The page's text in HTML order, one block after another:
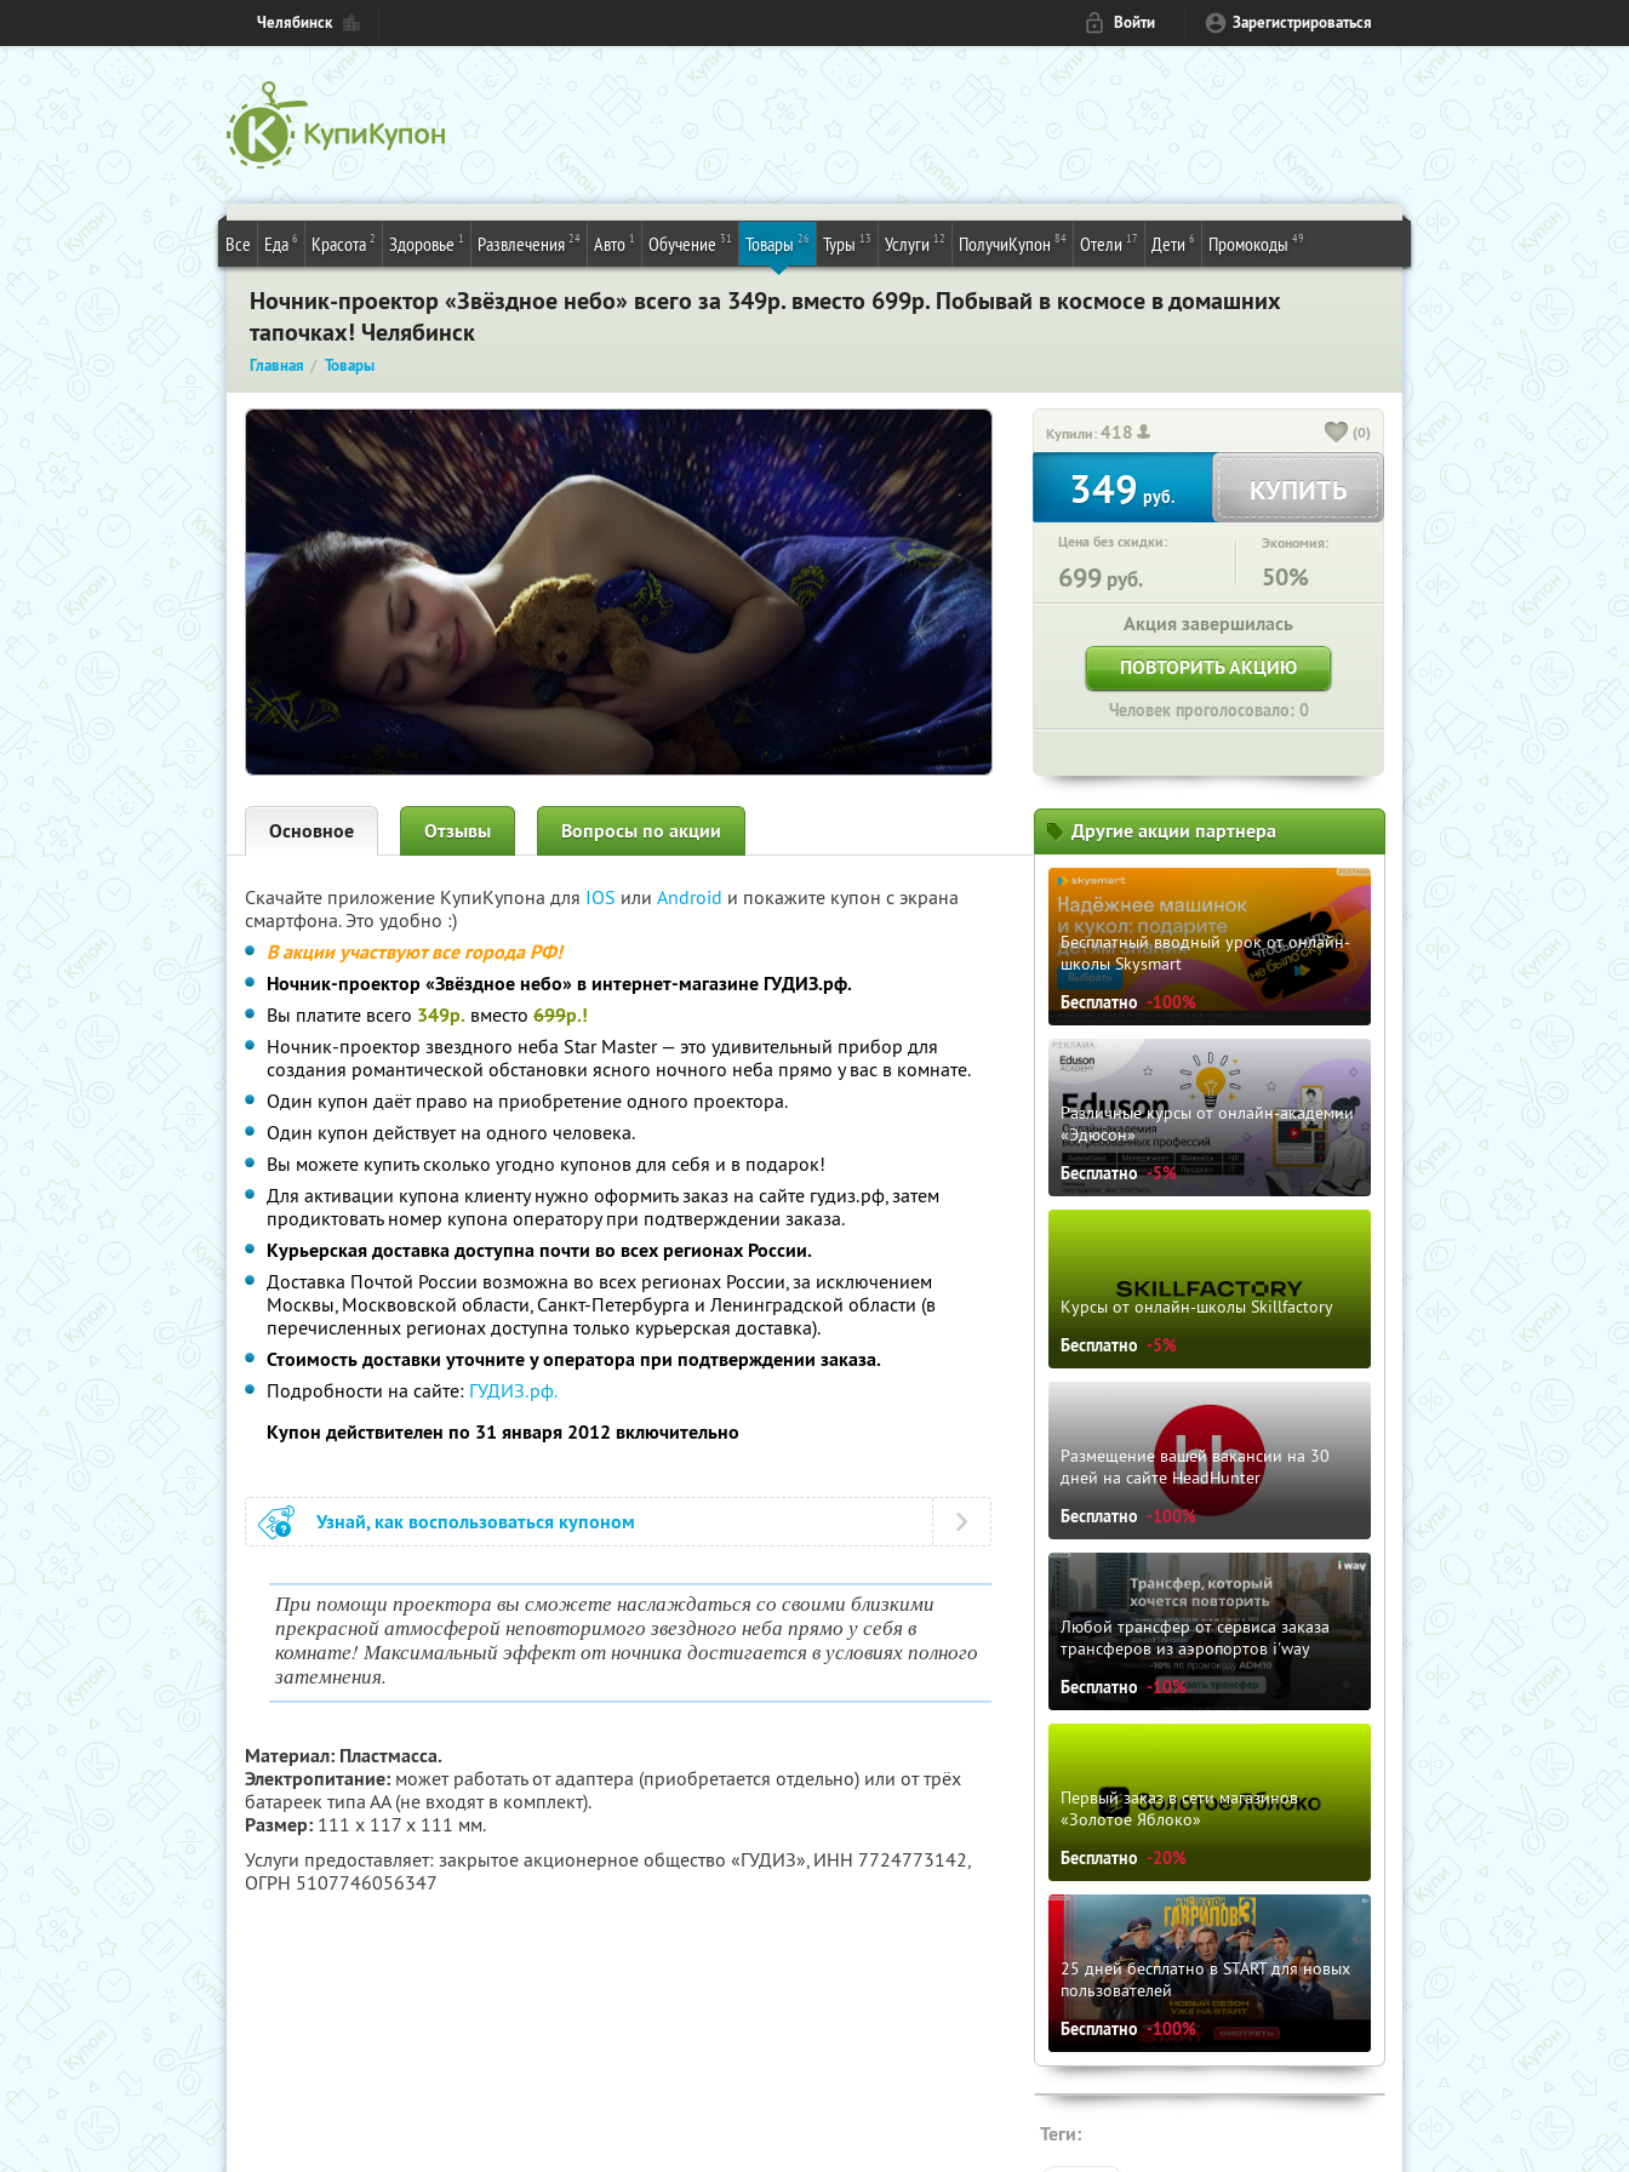
Челябинск Войти Зарегистрироваться
Все Еда 6 Красота 2 Здоровье 1 Развлечения 24 Авто 1 Обучение 31 Товары 26 Туры 13 Услуги 12 ПолучиКупон 84 Отели 17 Дети 6 Промокоды 49
Ночник-проектор «Звёздное небо» всего за 349р. вместо 699р. Побывай в космосе в домашних
тапочках! Челябинск
Главная Товары
Купили:418 (0)
349 руб. КУПИТЬ
Цена без скидки:
699 руб.
Экономия:
50%
Акция завершилась
ПОВТОРИТЬ АКЦИЮ
Человек проголосовало: 0
Основное Отзывы Вопросы по акции
Скачайте приложение КупиКупона для IOS или Android и покажите купон с экрана
смартфона. Это удобно :)
В акции участвуют все города РФ!
Ночник-проектор «Звёздное небо» в интернет-магазине ГУДИЗ.рф.
Вы платите всего 349р. вместо 699р.!
Ночник-проектор звездного неба Star Master — это удивительный прибор для
создания романтической обстановки ясного ночного неба прямо у вас в комнате.
Один купон даёт право на приобретение одного проектора.
Один купон действует на одного человека.
Вы можете купить сколько угодно купонов для себя и в подарок!
Для активации купона клиенту нужно оформить заказ на сайте гудиз.рф, затем
продиктовать номер купона оператору при подтверждении заказа.
Курьерская доставка доступна почти во всех регионах России.
Доставка Почтой России возможна во всех регионах России, за исключением
Москвы, Москвовской области, Санкт-Петербурга и Ленинградской области (в
перечисленных регионах доступна только курьерская доставка).
Стоимость доставки уточните у оператора при подтверждении заказа.
Подробности на сайте: ГУДИЗ.рф.
Купон действителен по 31 января 2012 включительно
Узнай, как воспользоваться купоном
При помощи проектора вы сможете наслаждаться со своими близкими
прекрасной атмосферой неповторимого звездного неба прямо у себя в
комнате! Максимальный эффект от ночника достигается в условиях полного
затемнения.
Материал: Пластмасса.
Электропитание: может работать от адаптера (приобретается отдельно) или от трёх
батареек типа АА (не входят в комплект).
Размер: 111 х 117 х 111 мм.
Услуги предоставляет: закрытое акционерное общество «ГУДИЗ», ИНН 7724773142,
ОГРН 5107746056347
Другие акции партнера
Бесплатный вводный урок от онлайн-
школы Skysmart
Бесплатно -100%
Различные курсы от онлайн-академии
«Эдюсон»
Бесплатно -5%
Курсы от онлайн-школы Skillfactory
Бесплатно -5%
Размещение вашей вакансии на 30
дней на сайте HeadHunter
Бесплатно -100%
Любой трансфер от сервиса заказа
трансферов из аэропортов i'way
Бесплатно -10%
Первый заказ в сети магазинов
«Золотое Яблоко»
Бесплатно -20%
25 дней бесплатно в START для новых
пользователей
Бесплатно -100%
Теги: